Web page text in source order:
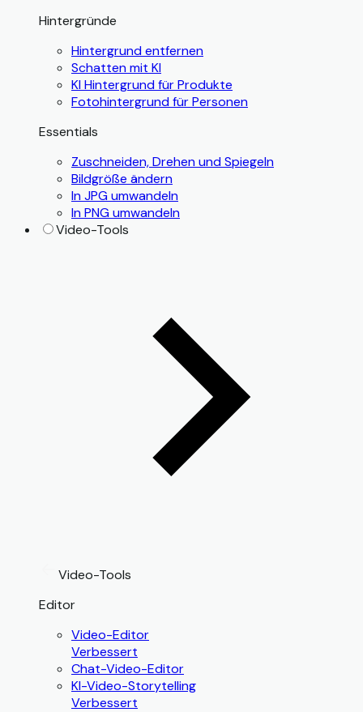
Hintergründe
Hintergrund entfernen
Schatten mit KI
KI Hintergrund für Produkte
Fotohintergrund für Personen
Essentials
Zuschneiden, Drehen und Spiegeln
Bildgröße ändern
In JPG umwandeln
In PNG umwandeln
Video-Tools
Video-Tools
Editor
Video-Editor
Verbessert
Chat-Video-Editor
KI-Video-Storytelling
Verbessert